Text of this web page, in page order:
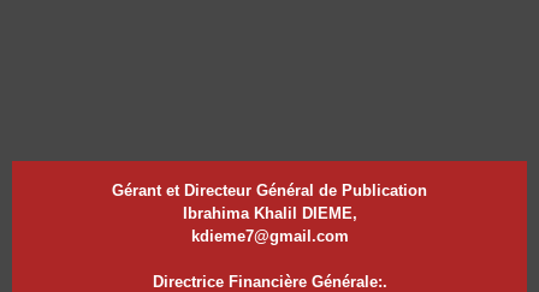
Gérant et Directeur Général de Publication
Ibrahima Khalil DIEME,
kdieme7@gmail.com
Directrice Financière Générale:.